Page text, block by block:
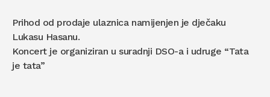
Prihod od prodaje ulaznica namijenjen je dječaku
Lukasu Hasanu.
Koncert je organiziran u suradnji DSO-a i udruge “Tata
je tata”